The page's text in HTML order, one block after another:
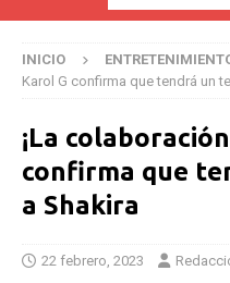
INICIO
Karol G confirma que tendrá un
¡La
confirma que
a Shakira
22 febrero, 2023